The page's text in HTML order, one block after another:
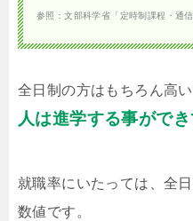
参照：文部科学省「定時制課程・通
全日制の方はもちろん高
人は進学する事ができ
就職率にいたっては、全
数値です。